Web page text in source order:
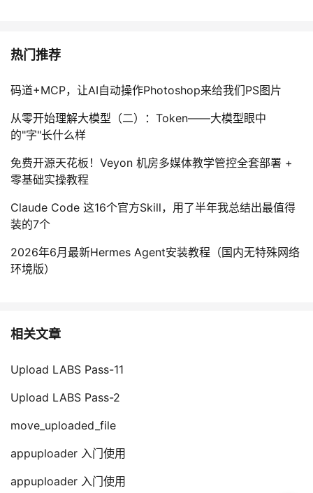
热门推荐
码道+MCP，让AI自动操作Photoshop来给我们PS图片
从零开始理解大模型（二）：Token——大模型眼中
的"字"长什么样
免费开源天花板！Veyon 机房多媒体教学管控全套部署 +
零基础实操教程
Claude Code 这16个官方Skill，用了半年我总结出最值得
装的7个
2026年6月最新Hermes Agent安装教程（国内无特殊网络
环境版）
相关文章
Upload LABS Pass-11
Upload LABS Pass-2
move_uploaded_file
appuploader 入门使用
appuploader 入门使用